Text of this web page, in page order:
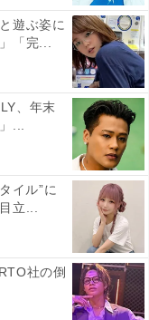
遊ぶ姿に
「完...
、年末
...
イル”に
立...
社の倒